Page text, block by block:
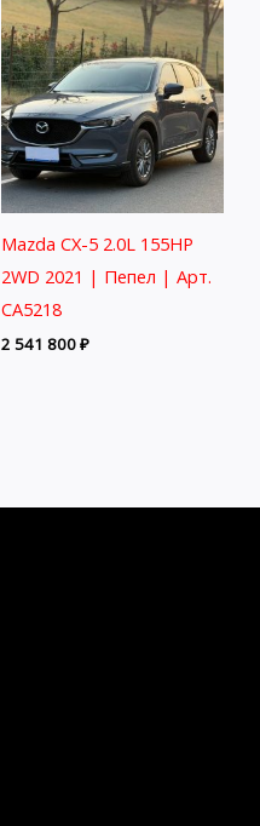
Mazda CX-5 2.0L 155HP
2WD 2021 | Пепел | Арт.
CA5218
2 541 800₽